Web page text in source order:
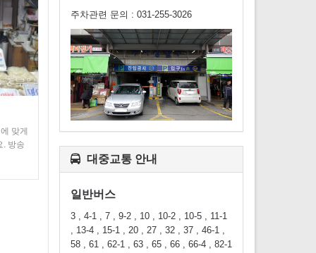
맞게
. 방송
주차관련 문의 : 031-255-3026
대중교통 안내
일반버스
3 , 4-1 , 7 , 9-2 , 10 , 10-2 , 10-5 , 11-1
, 13-4 , 15-1 , 20 , 27 , 32 , 37 , 46-1 ,
58 , 61 , 62-1 , 63 , 65 , 66 , 66-4 , 82-1